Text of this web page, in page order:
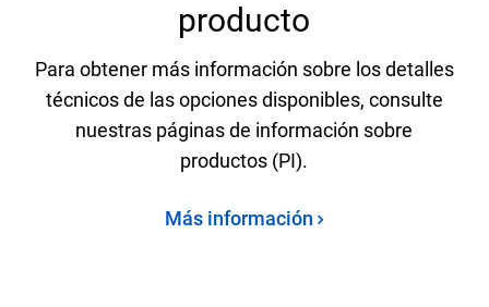
producto
Para obtener más información sobre los detalles
técnicos de las opciones disponibles, consulte
nuestras páginas de información sobre
productos (PI).
Más información